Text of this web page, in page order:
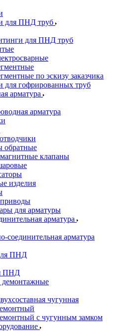
для ПНД труб
для ПНД труб
по эскизу заказчика
для гофрированных труб
арматура
арматура
обратные
клапаны
изделия
для арматуры
арматура
соединительная арматура
ПНД
ПНД
демонтажные
чугунная
с чугунным замком